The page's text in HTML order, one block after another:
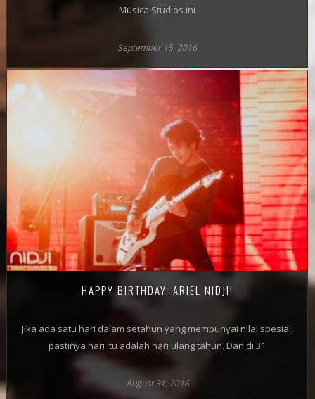
Musica Studios ini
September 15, 2016
HAPPY BIRTHDAY, ARIEL NIDJI!
Jika ada satu hari dalam setahun yang mempunyai nilai spesial,
pastinya hari itu adalah hari ulang tahun. Dan di 31
August 31, 2016